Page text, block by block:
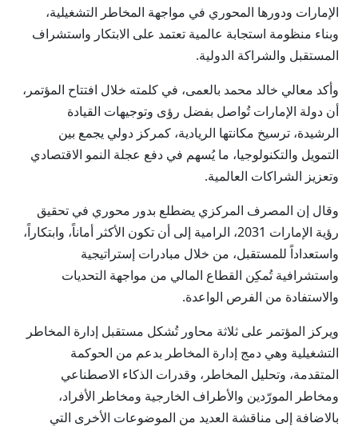
الإمارات ودورها المحوري في مواجهة المخاطر التشغيلية،
وبناء منظومة استجابة عالمية تعتمد على الابتكار واستشراف
المستقبل والشراكة الدولية.
وأكد معالي خالد محمد بالعمى، في كلمته خلال افتتاح المؤتمر،
أن دولة الإمارات تُواصل بفضل رؤى وتوجيهات القيادة
الرشيدة، ترسيخ مكانتها الريادية، كمركز دولي يجمع بين
التمويل والتكنولوجيا، ما يُسهم في دفع عجلة النمو الاقتصادي
وتعزيز الشراكات العالمية.
وقال إن المصرف المركزي يضطلع بدور محوري في تحقيق
رؤية الإمارات 2031، الرامية إلى أن تكون الأكثر أماناً، وابتكاراً،
واستعداداً للمستقبل، من خلال مبادرات إستراتيجية
واستشرافية تُمكِن القطاع المالي من مواجهة التحديات
والاستفادة من الفرص الواعدة.
ويركز المؤتمر على ثلاثة محاور تُشكل مستقبل إدارة المخاطر
التشغيلية وهي دمج إدارة المخاطر بدعم من الحوكمة
المتقدمة، وتحليل المخاطر، وقدرات الذكاء الاصطناعي
ومخاطر المورّدين والأطراف الخارجية ومخاطر الأفراد،
بالاضافة إلى مناقشة العديد من الموضوعات الأخرى التي